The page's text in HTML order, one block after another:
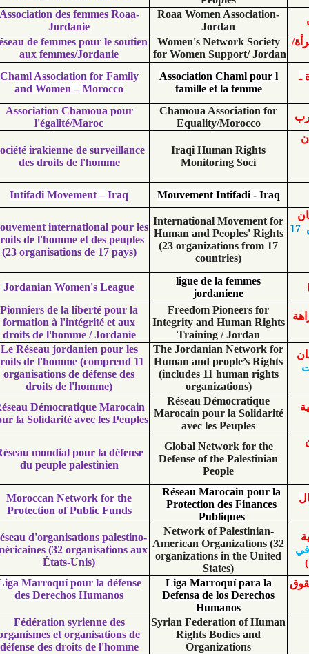
Roaa Women
Association des femmes Roaa-
Women's Network
for Women
Réseau de femmes pour le soutien
aux femmes/Jordanie
Association Chaml
famille et la
Chaml Association for Family
and Women – Morocco
Chamoua
Equality/
Association Chamoua pour
l'égalité/Maroc
Iraqi Human
Monitoring
Société irakienne de surveillance
des droits de l'homme
Mouvement
Intifadi Movement – Iraq
International
Human and
(23 organizations
Mouvement international pour les
droits de l'homme et des peuples
(23organisations de 17 pays)
ligue de la
Jordanian Women's League
Freedom
Integrity and
Training /
Pionniers de la liberté pour la
formation à l'intégrité et aux
droits de l'homme / Jordanie
The Jordanian
Human and
(includes 11
organizations)
Le Réseau jordanien pour les
droits de l'homme (comprend 11
organisations de défense des
droits de l'homme)
Réseau
Marocain pour la
avec les
Réseau Démocratique Marocain
pour la Solidarité avec les Peuples
Global Network
Defense of the
Réseau mondial pour la défense
du peuple palestinien
Réseau Marocain
Protection des
Moroccan Network for the
Protection of Public Funds
Network of
American
organizations in the
Réseau d'organisations palestino-
américaines (32 organisations aux
Liga Marroquí
Defensa de los
Liga Marroquí pour la défense
des Derechos Humanos
Syrian Federation of
Rights Bodies
Organizations
Fédération syrienne des
organismes et organisations de
défense des droits de l'homme